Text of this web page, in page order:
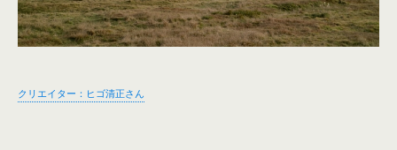
クリエイター：ヒゴ清正さん